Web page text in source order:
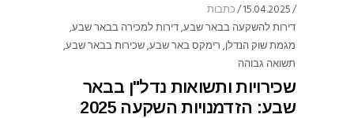
15.04.2025 כתבות
דירות להשקעה בבאר שבע,דירות למכירה בבאר שבע,
מגמת שוק הנדלן,רימקס באר שבע,שכירות בבאר שבע,
תשואה גבוהה
שכירויות ותשואות נדל"ן בבאר
שבע: הזדמנויות השקעה 2025